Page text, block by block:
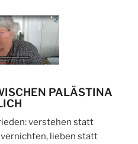
PALÄSTINA
verstehen statt
lieben statt